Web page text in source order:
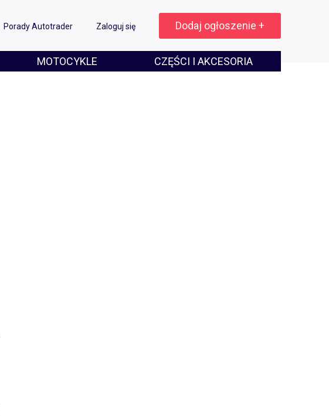
Porady Autotrader Zaloguj się Dodaj ogłoszenie +
MOTOCYKLE CZĘŚCI I AKCESORIA